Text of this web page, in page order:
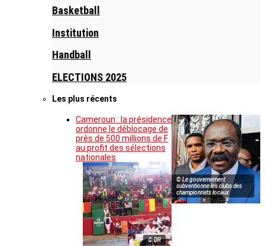
Basketball
Institution
Handball
ELECTIONS 2025
Les plus récents
© Le gouvernement
subventionne les clubs des
championnats locaux
Cameroun : la présidence
ordonne le déblocage de
près de 500 millions de F
au profit des sélections
nationales
© DR